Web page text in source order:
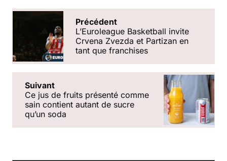
Précédent
L’Euroleague Basketball invite
Crvena Zvezda et Partizan en
tant que franchises
Suivant
Ce jus de fruits présenté comme
sain contient autant de sucre
quʼun soda